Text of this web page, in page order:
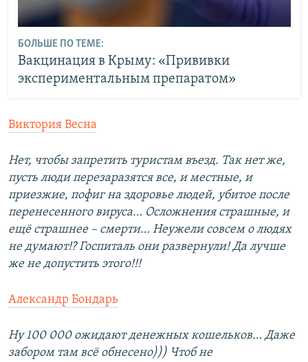
БОЛЬШЕ ПО ТЕМЕ:
Вакцинация в Крыму: «Прививки
экспериментальным препаратом»
Виктория Весна
Нет, чтобы запретить туристам въезд. Так нет же,
пусть люди перезаразятся все, и местные, и
приезжие, пофиг на здоровье людей, убитое после
перенесенного вируса… Осложнения страшные, и
ещё страшнее – смерти… Неужели совсем о людях
не думают!? Госпиталь они развернули! Да лучше
же не допустить этого!!!
Александр Бондарь
Ну 100 000 ожидают денежных кошельков… Даже
забором там всё обнесено))) Чтоб не